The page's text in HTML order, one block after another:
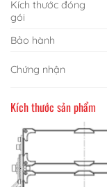
Kích thước đóng
gói
Bảo hành
Chứng nhận
Kích thước sản phẩm